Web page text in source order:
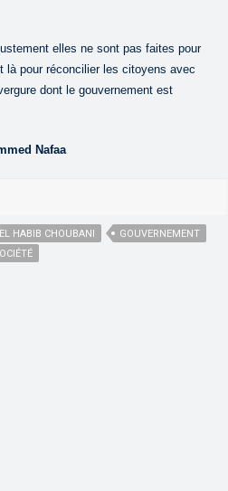
elles ne sont pas faites pour
là pour réconcilier les citoyens avec
dont le gouvernement est
Nafaa
EL HABIB CHOUBANI
GOUVERNEMENT